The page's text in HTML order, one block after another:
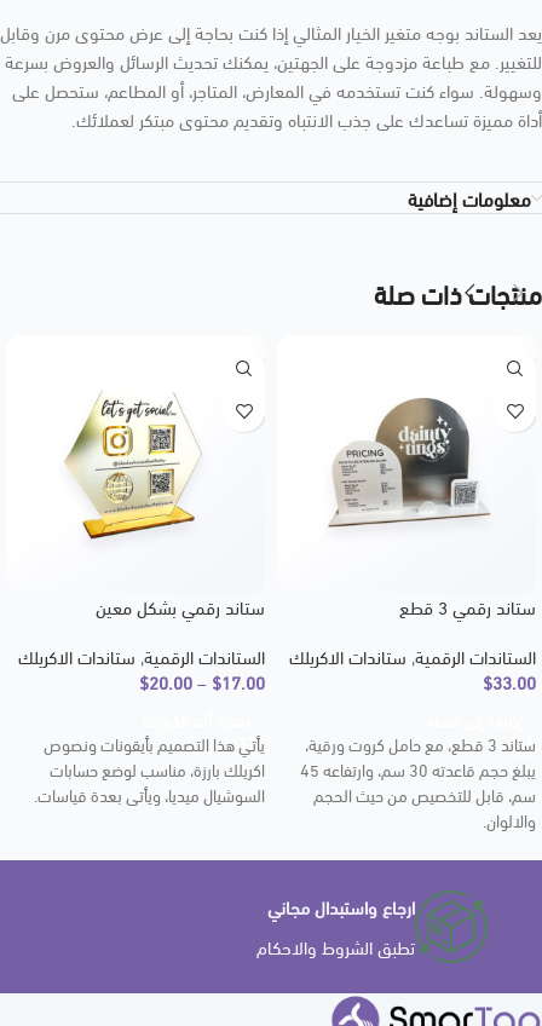
يعد الستاند بوجه متغير الخيار المثالي إذا كنت بحاجة إلى عرض محتوى مرن وقابل
للتغيير. مع طباعة مزدوجة على الجهتين، يمكنك تحديث الرسائل والعروض بسرعة
وسهولة. سواء كنت تستخدمه في المعارض، المتاجر، أو المطاعم، ستحصل على
أداة مميزة تساعدك على جذب الانتباه وتقديم محتوى مبتكر لعملائك.
معلومات إضافية
منتجات ذات صلة
ستاند رقمي 3 قطع
الستاندات الرقمية, ستاندات الاكريلك
$33.00
ستاند 3 قطع، مع حامل كروت ورقية،
يبلغ حجم قاعدته 30 سم، وارتفاعه 45
سم، قابل للتخصيص من حيث الحجم
والالوان.
ستاند رقمي بشكل معين
الستاندات الرقمية, ستاندات الاكريلك
$17.00
–
$20.00
يأتي هذا التصميم بأيقونات ونصوص
اكريلك بارزة، مناسب لوضع حسابات
السوشيال ميديا، ويأتي بعدة قياسات.
ارجاع واستبدال مجاني
تطبق الشروط والاحكام